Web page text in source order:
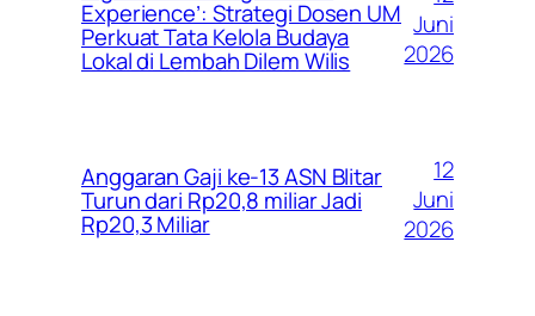
Experience’: Strategi Dosen UM
Perkuat Tata Kelola Budaya
Lokal di Lembah Dilem Wilis
Juni
2026
Anggaran Gaji ke-13 ASN Blitar
Turun dari Rp20,8 miliar Jadi
Rp20,3 Miliar
12
Juni
2026